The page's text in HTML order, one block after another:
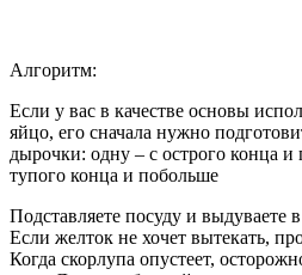
Алгоритм:
Если у вас в качестве основы
яйцо, его сначала нужно
дырочки: одну – с острого конца
тупого конца и побольше
Подставляете посуду и выдуваете
Если желток не хочет вытекать,
Когда скорлупа опустеет,